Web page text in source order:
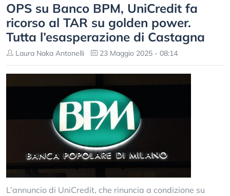
OPS su Banco BPM, UniCredit fa
ricorso al TAR su golden power.
Tutta l’esasperazione di Castagna
Laura Naka Antonelli 23 Maggio 2025 - 08:14
L’annuncio di UniCredit, che rinuncia a condizione su